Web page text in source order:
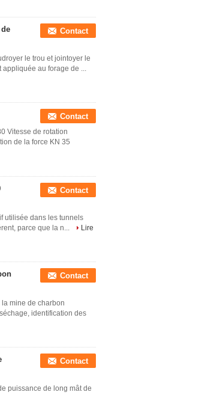
Contact
le trou et jointoyer le
appliquée au forage de ...
Contact
Vitesse de rotation
de la force KN 35
Contact
utilisée dans les tunnels
parce que la n...
Lire
Contact
mine de charbon
identification des
Contact
puissance de long mât de